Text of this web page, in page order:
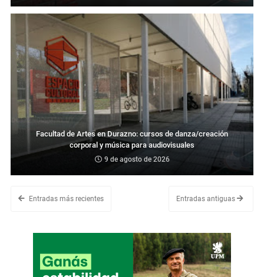
Facultad de Artes en Durazno: cursos de danza/creación
corporal y música para audiovisuales
9 de agosto de 2026
Entradas más recientes Entradas antiguas